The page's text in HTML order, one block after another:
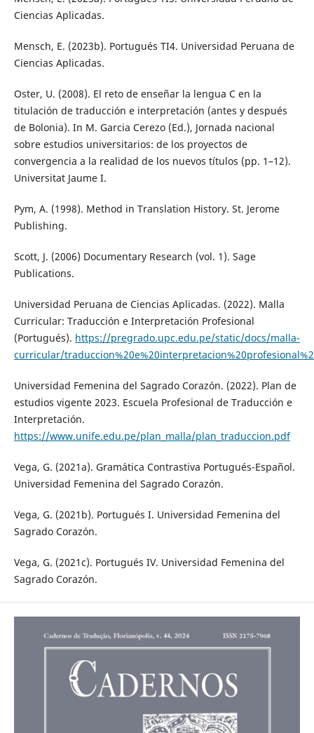
Ciencias Aplicadas.
Mensch, E. (2023b). Portugués TI4. Universidad Peruana de
Ciencias Aplicadas.
Oster, U. (2008). El reto de enseñar la lengua C en la
titulación de traducción e interpretación (antes y después
de Bolonia). In M. Garcia Cerezo (Ed.), Jornada nacional
sobre estudios universitarios: de los proyectos de
convergencia a la realidad de los nuevos títulos (pp. 1–12).
Universitat Jaume I.
Pym, A. (1998). Method in Translation History. St. Jerome
Publishing.
Scott, J. (2006) Documentary Research (vol. 1). Sage
Publications.
Universidad Peruana de Ciencias Aplicadas. (2022). Malla
Curricular: Traducción e Interpretación Profesional
(Portugués). https://pregrado.upc.edu.pe/static/docs/malla-
curricular/
Universidad Femenina del Sagrado Corazón. (2022). Plan de
estudios vigente 2023. Escuela Profesional de Traducción e
Interpretación.
https://www.unife.edu.pe/plan_malla/plan_traduccion.pdf
Vega, G. (2021a). Gramática Contrastiva Portugués-Español.
Universidad Femenina del Sagrado Corazón.
Vega, G. (2021b). Portugués I. Universidad Femenina del
Sagrado Corazón.
Vega, G. (2021c). Portugués IV. Universidad Femenina del
Sagrado Corazón.